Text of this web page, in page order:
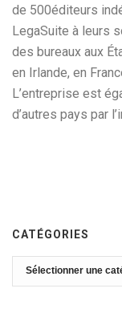
de 500éditeurs
LegaSuite à leurs
des bureaux aux
en Irlande, en
L’entreprise est
d’autres pays par
CATÉGORIES
Catégories